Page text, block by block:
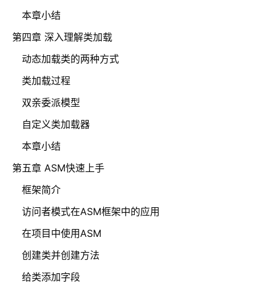
本章小结
第四章 深入理解类加载
动态加载类的两种方式
类加载过程
双亲委派模型
自定义类加载器
本章小结
第五章 ASM快速上手
框架简介
访问者模式在ASM框架中的应用
在项目中使用ASM
创建类并创建方法
给类添加字段